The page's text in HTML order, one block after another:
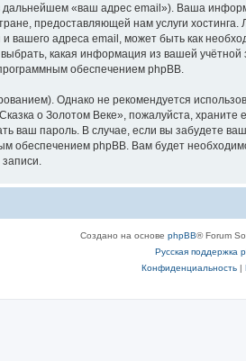
«ваш адрес email»). Ваша
предоставляющей нам услуги
вашего адреса email, может быть как
какая информация из вашей учётной
обеспечением phpBB.
Однако не рекомендуется
о Золотом Веке», пожалуйста, храните
ваш пароль. В случае, если вы забудете
обеспечением phpBB. Вам будет
Создано на основе phpBB® Forum
Русская поддержка
Конфиденциальность|